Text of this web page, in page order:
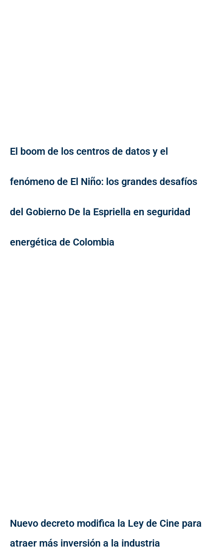
El boom de los centros de datos y el
fenómeno de El Niño: los grandes desafíos
del Gobierno De la Espriella en seguridad
energética de Colombia
Nuevo decreto modifica la Ley de Cine para
atraer más inversión a la industria